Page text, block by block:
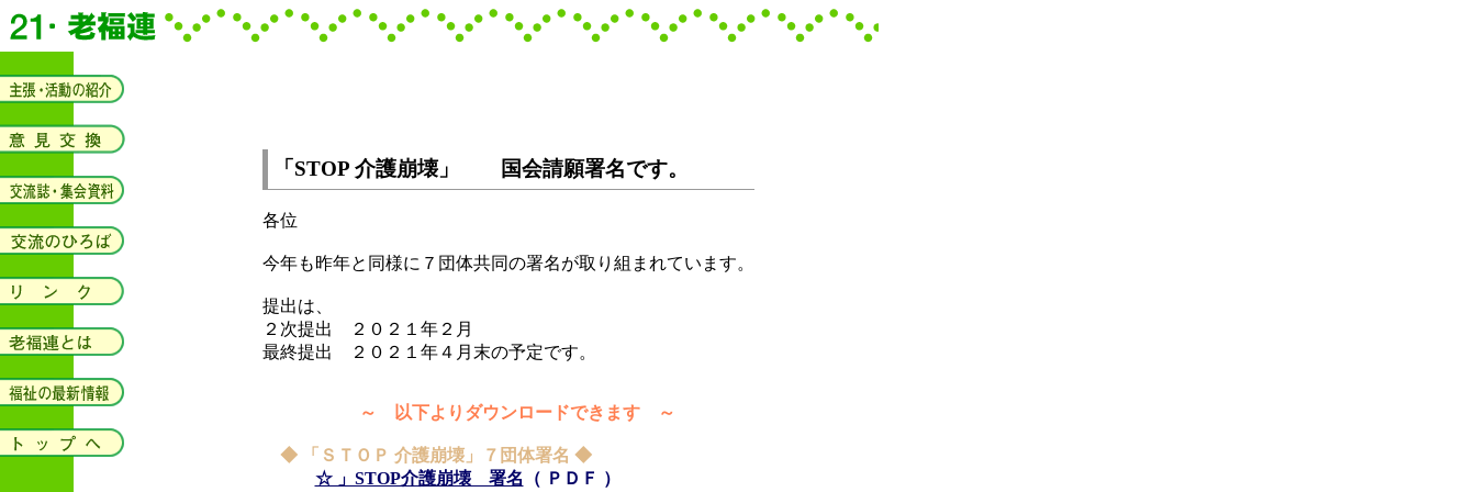
「STOP 介護崩壊」 国会請願署名です。
各位
今年も昨年と同様に７団体共同の署名が取り組まれています。
提出は、
２次提出 ２０２１年２月
最終提出 ２０２１年４月末の予定です。
～ 以下よりダウンロードできます ～
◆ 「ＳＴＯＰ 介護崩壊」７団体署名 ◆
☆ 」STOP介護崩壊 署名 （ ＰＤＦ ）